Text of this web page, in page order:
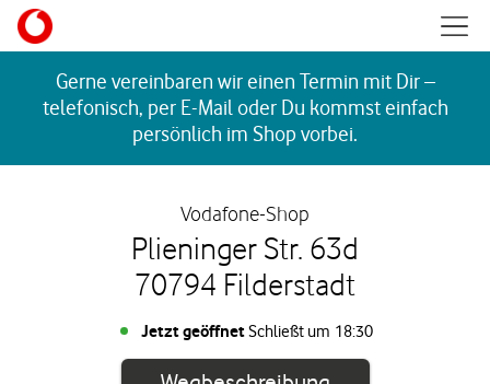
Skip to content
Gerne vereinbaren wir einen Termin mit Dir –
telefonisch, per E-Mail oder Du kommst einfach
persönlich im Shop vorbei.
Vodafone-Shop
Plieninger Str. 63d
70794 Filderstadt
Jetzt geöffnetSchließt um 18:30